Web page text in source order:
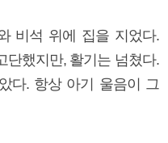
비석 위에 집을 지었다.
단했지만, 활기는 넘쳤다.
다. 항상 아기 울음이 그